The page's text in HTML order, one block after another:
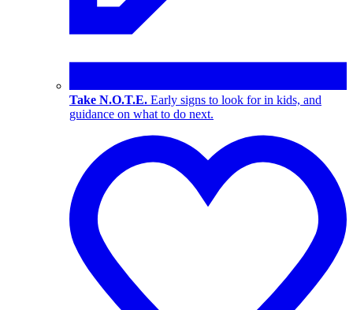
Take N.O.T.E. Early signs to look for in kids, and
guidance on what to do next.